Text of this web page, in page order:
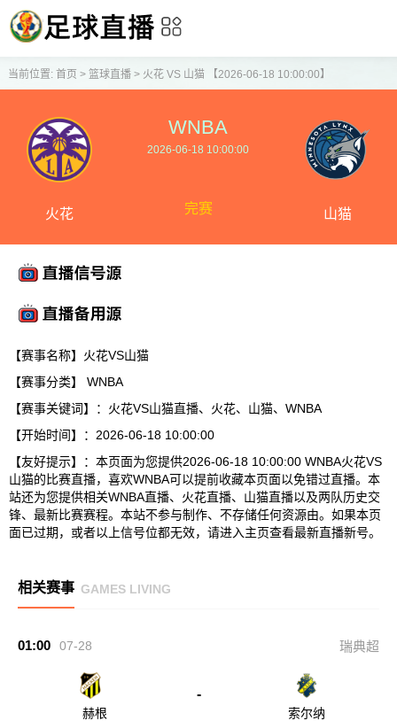
当前位置: 首页 > 篮球直播> 火花 VS 山猫 【2026-06-18 10:00:00】
火花
WNBA
2026-06-18 10:00:00
完赛 山猫
【赛事名称】火花VS山猫
【赛事分类】 WNBA
【赛事关键词】：火花VS山猫直播、火花、山猫、WNBA
【开始时间】：2026-06-18 10:00:00
【友好提示】：本页面为您提供2026-06-18 10:00:00 WNBA火花VS
山猫的比赛直播，喜欢WNBA可以提前收藏本页面以免错过直播。本
站还为您提供相关WNBA直播、火花直播、山猫直播以及两队历史交
锋、最新比赛赛程。本站不参与制作、不存储任何资源由。如果本页
面已过期，或者以上信号位都无效，请进入主页查看最新直播新号。
相关赛事 GAMES LIVING
01:00 07-28 瑞典超
赫根
-
索尔纳